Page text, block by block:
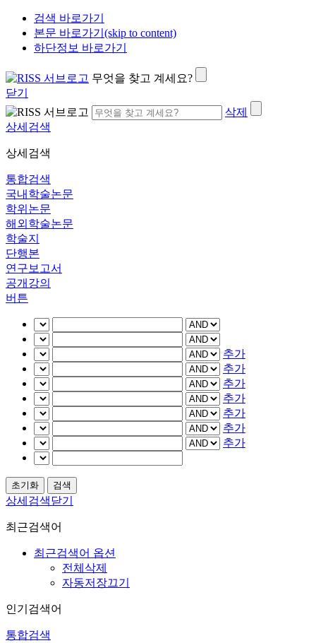
검색 바로가기
본문 바로가기(skip to content)
하단정보 바로가기
무엇을 찾고 계세요?
닫기
삭제
상세검색
상세검색
통합검색
국내학술논문
학위논문
해외학술논문
학술지
단행본
연구보고서
공개강의
버튼
추가
추가
추가
추가
추가
추가
추가
상세검색닫기
최근검색어
최근검색어 옵션
전체삭제
자동저장끄기
인기검색어
통합검색